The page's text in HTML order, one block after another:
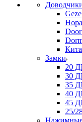
Geze
Замки
20
30
35
40
45
25/